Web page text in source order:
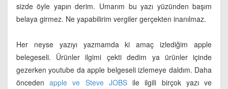
sizde öyle yapın derim. Umarım bu yazı yüzünden başım
belaya girmez. Ne yapabilirim vergiler gerçekten inanılmaz.
Her neyse yazıyı yazmamda ki amaç izlediğim apple
belegeseli. Ürünler ilgimi çekti dedim ya ürünler içinde
gezerken youtube da apple belgeseli izlemeye daldım. Daha
öncedenapple ve Steve JOBSile ilgili birçok yazı ve